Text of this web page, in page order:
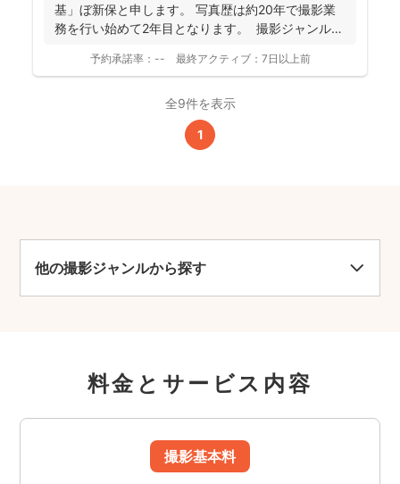
基」ぼ新保と申します。 写真歴は約20年で撮影業
務を行い始めて2年目となります。 撮影ジャンルは
予約承諾率： -- 最終アクティブ： 7日以上前
全9件を表示
1
他の撮影ジャンルから探す
料金とサービス内容
撮影基本料